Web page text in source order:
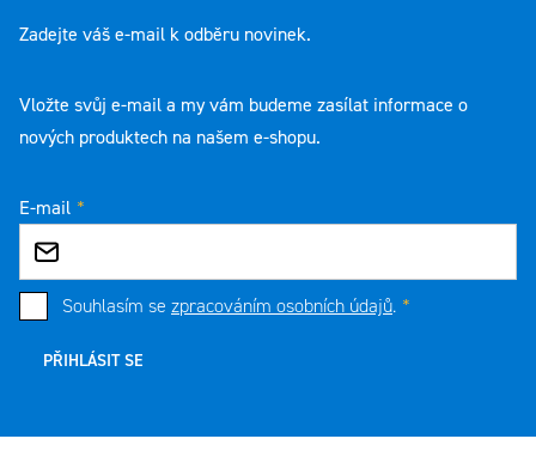
Zadejte váš e-mail k odběru novinek.
Vložte svůj e-mail a my vám budeme zasílat informace o
nových produktech na našem e-shopu.
E-mail
Souhlasím se zpracováním osobních údajů.
PŘIHLÁSIT SE